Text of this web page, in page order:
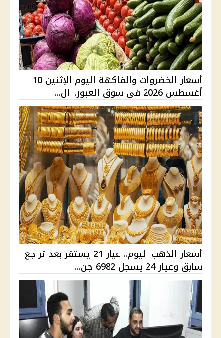
أسعار الخضروات والفاكهة اليوم الإثنين 10
أغسطس 2026 في سوق العبور.. ال...
أسعار الذهب اليوم.. عيار 21 يستقر بعد تراجع
سابق وعيار 24 يسجل 6982 جن...